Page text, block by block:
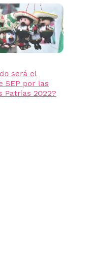
será el
SEP por las
Patrias 2022?